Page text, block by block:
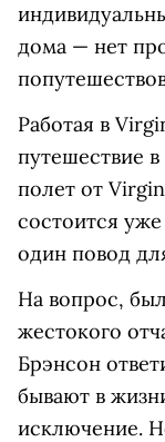
дома — нет
Работая в
путешествие
полет от
состоится
один повод
На вопрос,
жестокого
Брэнсон
бывают в
исключение.